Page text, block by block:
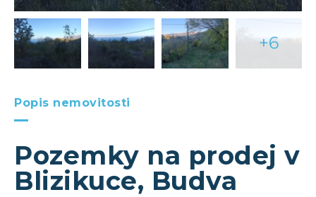
+6
Popis nemovitosti
Pozemky na prodej v
Blizikuce, Budva